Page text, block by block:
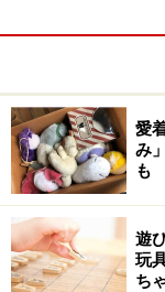
愛
み
も
遊
玩
ち